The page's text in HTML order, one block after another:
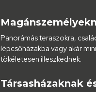
Panorámás teraszokra,
lépcsőházakba vagy akár
tökéletesen illeszkednek.
Társasházaknak